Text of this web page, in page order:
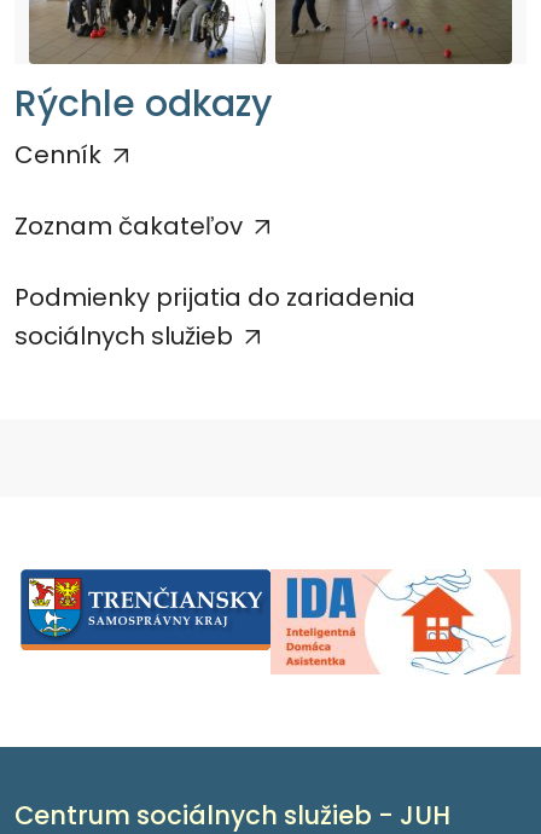
Rýchle odkazy
Cenník
Zoznam čakateľov
Podmienky prijatia do zariadenia
sociálnych služieb
Centrum sociálnych služieb - JUH